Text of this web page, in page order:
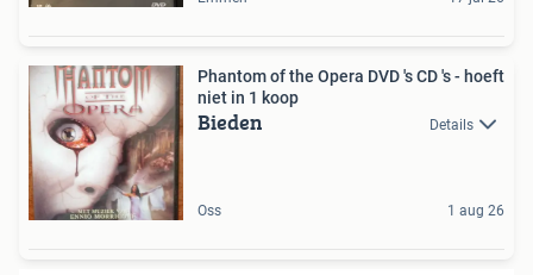
Phantom of the Opera DVD 's CD 's - hoeft
niet in 1 koop
Bieden Details
Oss 1 aug 26